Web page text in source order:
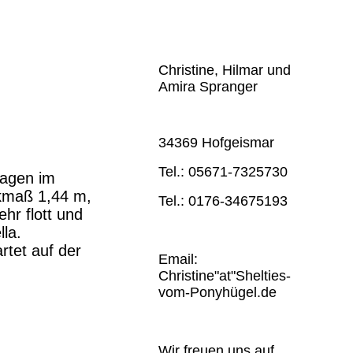
im
1,44 m,
flott und
auf der
Christine, Hilmar und
Amira Spranger
34369 Hofgeismar
Tel.: 05671-7325730
Tel.: 0176-34675193
Email:
Christine"at"Shelties-
vom-Ponyhügel.de